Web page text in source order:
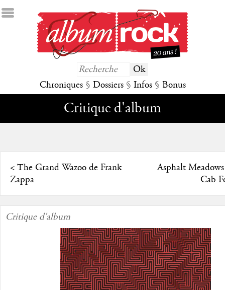
Chroniques § Dossiers § Infos § Bonus
Critique d'album
< The Grand Wazoo de Frank
Zappa
Asphalt
Cab
Critique d'album